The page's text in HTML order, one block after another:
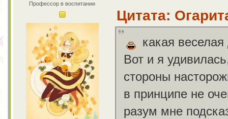
Профессор в воспитании
Цитата:
какая
Вот и я
стороны
в принципе не
разум мне